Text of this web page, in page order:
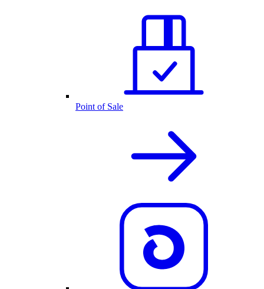
Point of Sale